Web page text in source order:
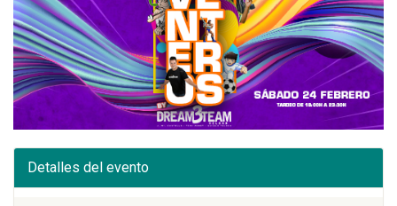
Detalles del evento